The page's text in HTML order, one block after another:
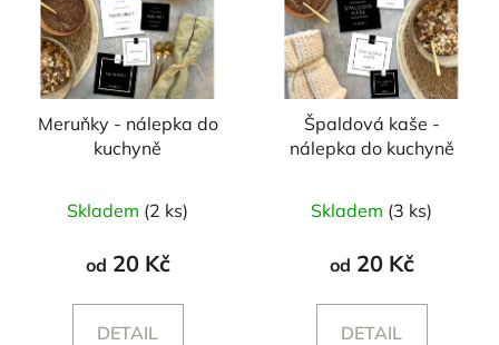
Meruňky - nálepka do
kuchyně
Skladem (2 ks)
od 20 Kč
DETAIL
Špaldová kaše -
nálepka do kuchyně
Skladem (3 ks)
od 20 Kč
DETAIL